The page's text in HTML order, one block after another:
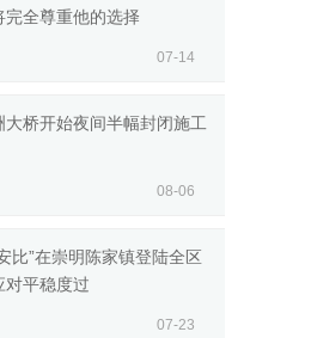
完全尊重他的选择
07-14
大桥开始夜间半幅封闭施工
08-06
比”在崇明陈家镇登陆全区
对平稳度过
07-23